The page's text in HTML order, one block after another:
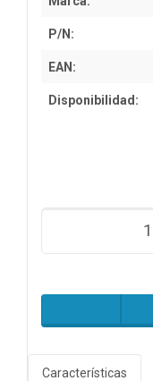
P/N:
EAN:
Disponibilidad:
Características